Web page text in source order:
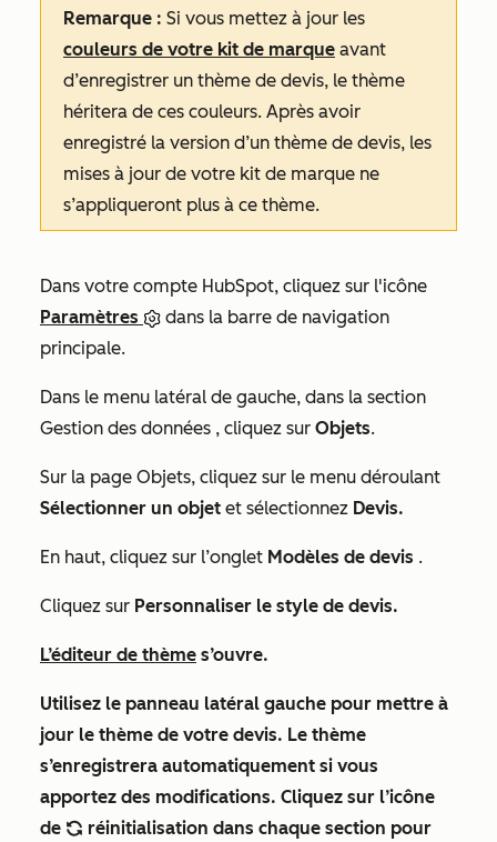
Remarque : Si vous mettez à jour les
couleurs de votre kit de marque avant
d’enregistrer un thème de devis, le thème
héritera de ces couleurs. Après avoir
enregistré la version d’un thème de devis, les
mises à jour de votre kit de marque ne
s’appliqueront plus à ce thème.
Dans votre compte HubSpot, cliquez sur l'icône
Paramètres
dans la barre de navigation
principale.
Dans le menu latéral de gauche, dans la section
Gestion des données , cliquez sur Objets.
Sur la page Objets, cliquez sur le menu déroulant
Sélectionner un objet et sélectionnez Devis.
En haut, cliquez sur l’onglet Modèles de devis .
Cliquez sur Personnaliser le style de devis.
L’éditeur de thème s’ouvre.
Utilisez le panneau latéral gauche pour mettre à
jour le thème de votre devis. Le thème
s’enregistrera automatiquement si vous
apportez des modifications. Cliquez sur l’icône
de refresh réinitialisation dans chaque section pour